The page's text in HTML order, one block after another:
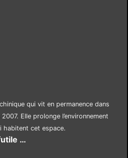
qui vit en permanence dans
Elle prolonge l’environnement
habitent cet espace.
…